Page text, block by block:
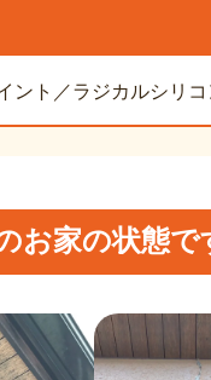
ント／ラジカルシリ
お家の状態で